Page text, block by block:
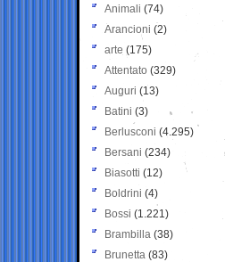
Animali (74)
Arancioni (2)
arte (175)
Attentato (329)
Auguri (13)
Batini (3)
Berlusconi (4.295)
Bersani (234)
Biasotti (12)
Boldrini (4)
Bossi (1.221)
Brambilla (38)
Brunetta (83)